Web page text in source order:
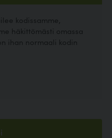
kodissamme,
häkittömästi omassa
ihan normaali kodin